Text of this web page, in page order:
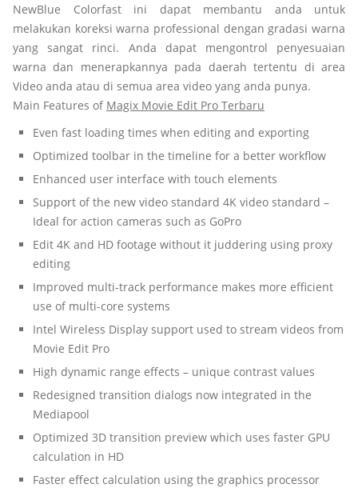
NewBlue Colorfast ini dapat membantu anda untuk
melakukan koreksi warna professional dengan gradasi warna
yang sangat rinci. Anda dapat mengontrol penyesuaian
warna dan menerapkannya pada daerah tertentu di area
Video anda atau di semua area video yang anda punya.
Main Features of Magix Movie Edit Pro Terbaru
Even fast loading times when editing and exporting
Optimized toolbar in the timeline for a better workflow
Enhanced user interface with touch elements
Support of the new video standard 4K video standard –
Ideal for action cameras such as GoPro
Edit 4K and HD footage without it juddering using proxy
editing
Improved multi-track performance makes more efficient
use of multi-core systems
Intel Wireless Display support used to stream videos from
Movie Edit Pro
High dynamic range effects – unique contrast values
Redesigned transition dialogs now integrated in the
Mediapool
Optimized 3D transition preview which uses faster GPU
calculation in HD
Faster effect calculation using the graphics processor